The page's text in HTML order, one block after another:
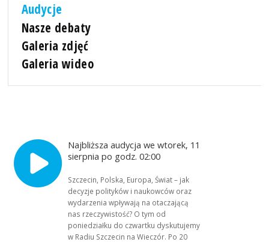
Audycje
Nasze debaty
Galeria zdjęć
Galeria wideo
Najbliższa audycja we wtorek, 11
sierpnia po godz. 02:00
Szczecin, Polska, Europa, Świat – jak
decyzje polityków i naukowców oraz
wydarzenia wpływają na otaczającą
nas rzeczywistość? O tym od
poniedziałku do czwartku dyskutujemy
w Radiu Szczecin na Wieczór. Po 20